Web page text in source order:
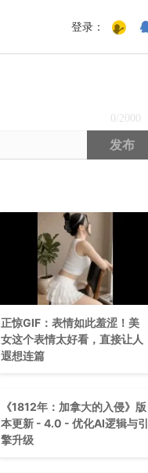
登录：
0 /2000
发布
正惊GIF：表情如此羞涩！美
女这个表情太好看，直接让人
遐想连篇
《1812年：加拿大的入侵》版
本更新 - 4.0 - 优化AI逻辑与引
擎升级